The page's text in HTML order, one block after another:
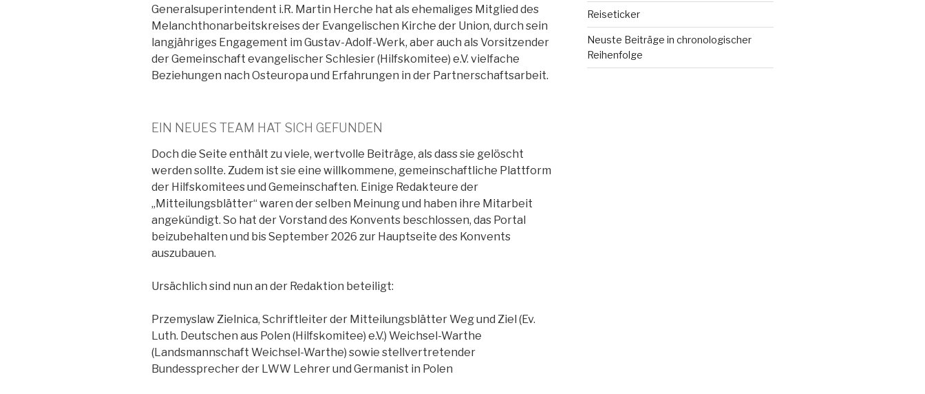
Generalsuperintendent i.R. Martin Herche hat als ehemaliges Mitglied des
Melanchthonarbeitskreises der Evangelischen Kirche der Union, durch sein
langjähriges Engagement im Gustav-Adolf-Werk, aber auch als Vorsitzender
der Gemeinschaft evangelischer Schlesier (Hilfskomitee) e.V. vielfache
Beziehungen nach Osteuropa und Erfahrungen in der Partnerschaftsarbeit.
EIN NEUES TEAM HAT SICH GEFUNDEN
Doch die Seite enthält zu viele, wertvolle Beiträge, als dass sie gelöscht
werden sollte. Zudem ist sie eine willkommene, gemeinschaftliche Plattform
der Hilfskomitees und Gemeinschaften. Einige Redakteure der
„Mitteilungsblätter“ waren der selben Meinung und haben ihre Mitarbeit
angekündigt. So hat der Vorstand des Konvents beschlossen, das Portal
beizubehalten und bis September 2026 zur Hauptseite des Konvents
auszubauen.
Ursächlich sind nun an der Redaktion beteiligt:
Przemyslaw Zielnica, Schriftleiter der Mitteilungsblätter Weg und Ziel (Ev.
Luth. Deutschen aus Polen (Hilfskomitee) e.V.) Weichsel-Warthe
(Landsmannschaft Weichsel-Warthe) sowie stellvertretender
Bundessprecher der LWW Lehrer und Germanist in Polen
Reiseticker
Neuste Beiträge in chronologischer
Reihenfolge